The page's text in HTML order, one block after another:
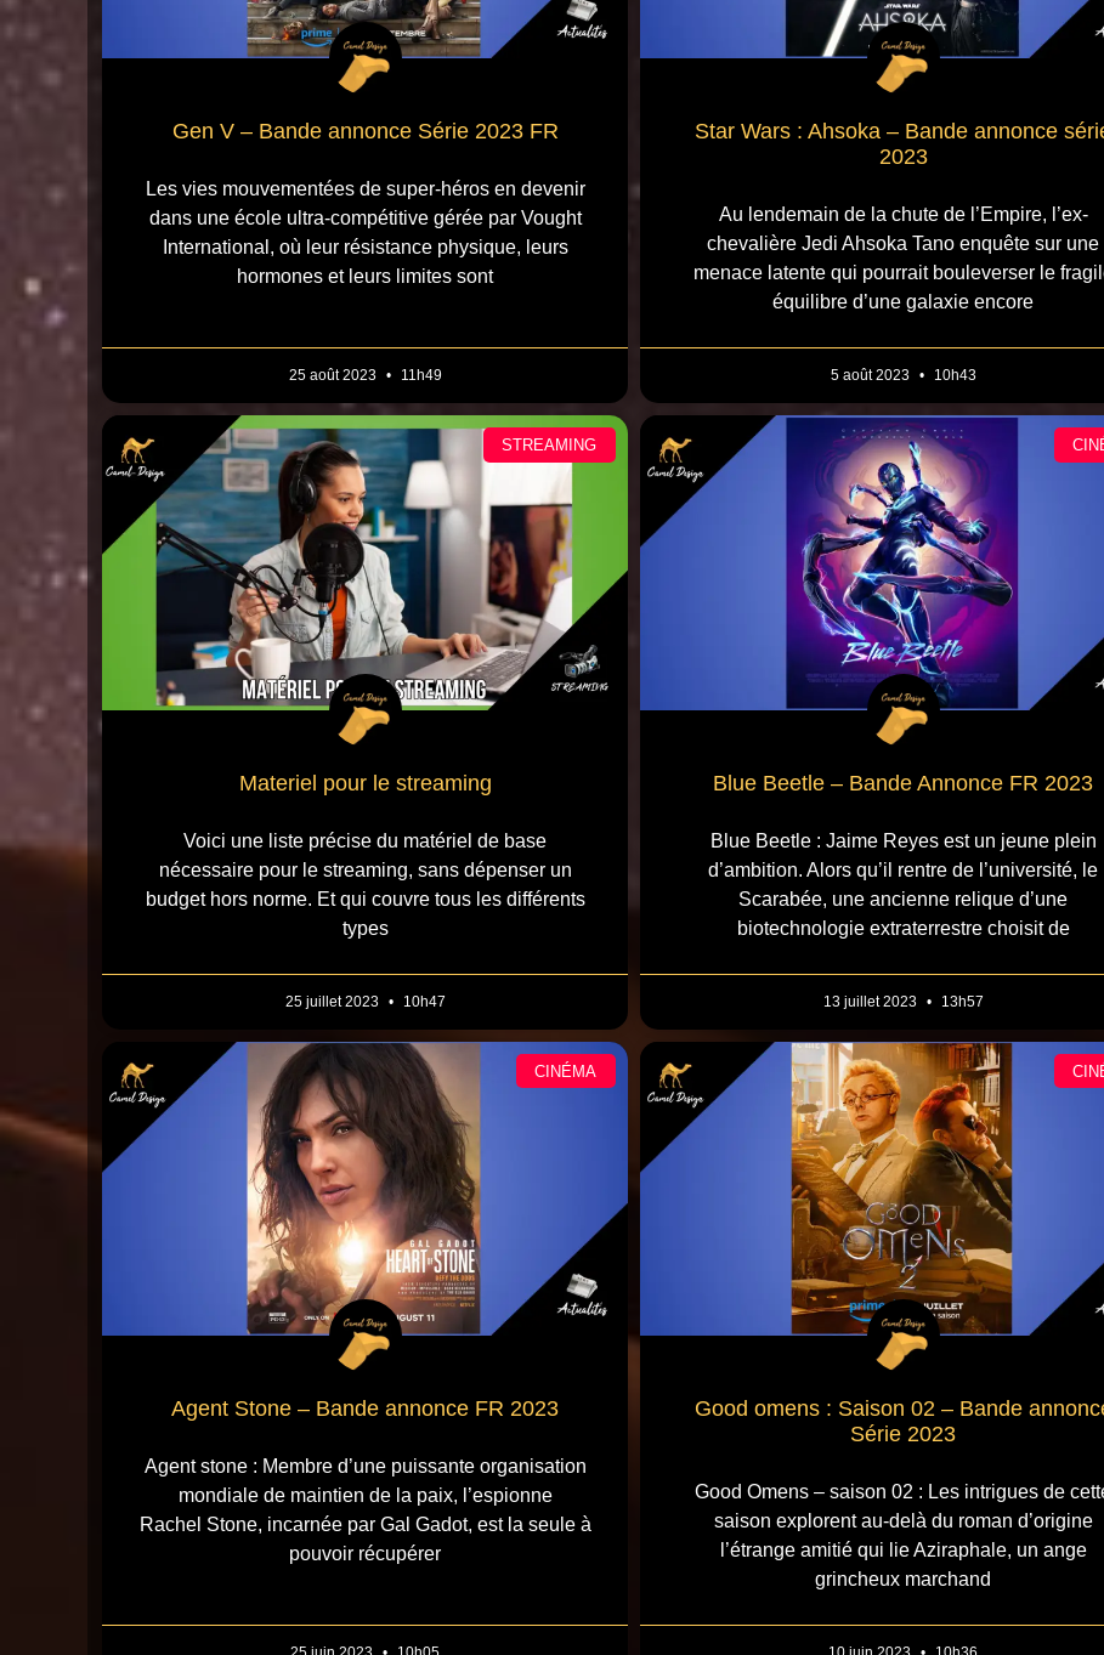
Gen V – Bande annonce Série 2023 FR
Les vies mouvementées de super-héros en devenir
dans une école ultra-compétitive gérée par Vought
International, où leur résistance physique, leurs
hormones et leurs limites sont
25 août 2023 11h49
Star Wars : Ahsoka – Bande annonce
2023
Au lendemain de la chute de l’Empire, l’ex-
chevalière Jedi Ahsoka Tano enquête sur une
menace latente qui pourrait bouleverser le
équilibre d’une galaxie encore
5 août 2023 10h43
STREAMING
Materiel pour le streaming
Voici une liste précise du matériel de base
nécessaire pour le streaming, sans dépenser un
budget hors norme. Et qui couvre tous les différents
types
25 juillet 2023 10h47
Blue Beetle – Bande Annonce FR 2023
Blue Beetle : Jaime Reyes est un jeune plein
d’ambition. Alors qu’il rentre de l’université, le
Scarabée, une ancienne relique d’une
biotechnologie extraterrestre choisit de
13 juillet 2023 13h57
CINÉMA
Agent Stone – Bande annonce FR 2023
Agent stone : Membre d’une puissante organisation
mondiale de maintien de la paix, l’espionne
Rachel Stone, incarnée par Gal Gadot, est la seule à
pouvoir récupérer
Good omens : Saison 02 – Bande
Série 2023
Good Omens – saison 02 : Les intrigues de
saison explorent au-delà du roman d’origine
l’étrange amitié qui lie Aziraphale, un ange
grincheux marchand